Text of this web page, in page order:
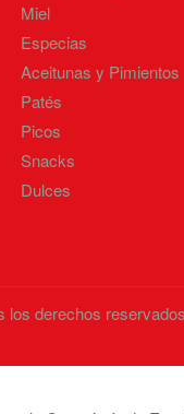
Miel
Especias
Aceitunas y Pimientos
Patés
Picos
Snacks
Dulces
los derechos